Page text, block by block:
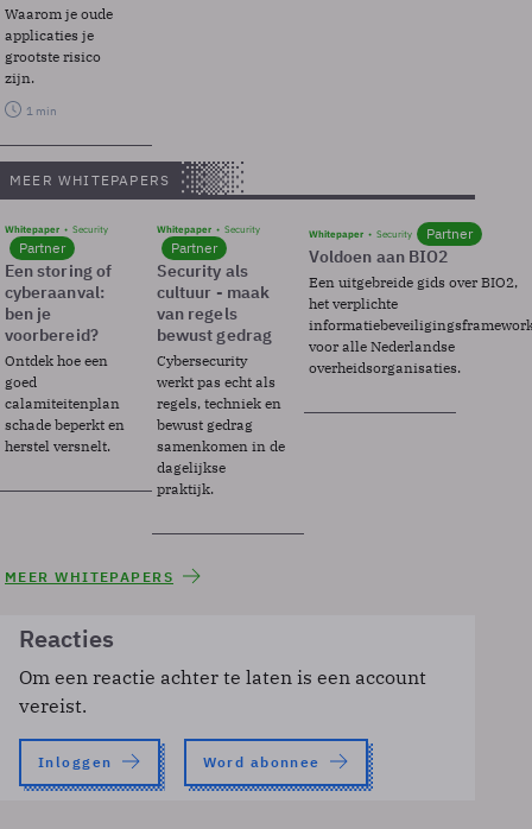
Waarom je oude
applicaties je
grootste risico
zijn.
1 min
MEER WHITEPAPERS
Whitepaper Security
Partner
Een storing of
cyberaanval:
ben je
voorbereid?
Ontdek hoe een
goed
calamiteitenplan
schade beperkt en
herstel versnelt.
Whitepaper Security
Partner
Security als
cultuur - maak
van regels
bewust gedrag
Cybersecurity
werkt pas echt als
regels, techniek en
bewust gedrag
samenkomen in de
dagelijkse
praktijk.
Whitepaper Security Partner
Voldoen aan BIO2
Een uitgebreide gids over BIO2,
het verplichte
voor alle Nederlandse
overheidsorganisaties.
MEER WHITEPAPERS
Reacties
Om een reactie achter te laten is een account
vereist.
Inloggen Word abonnee